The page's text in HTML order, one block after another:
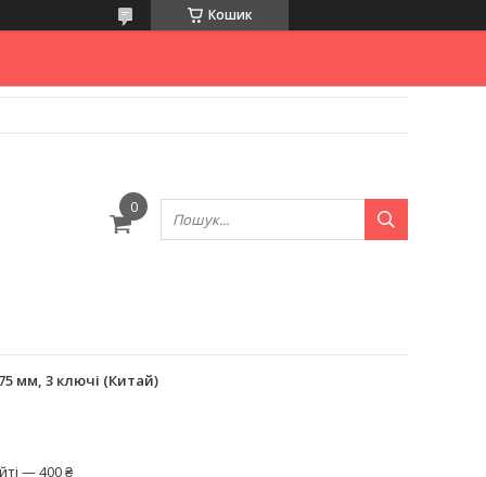
Кошик
75 мм, 3 ключі (Китай)
— 400 ₴